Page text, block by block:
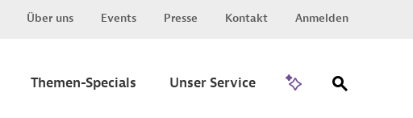
Über uns Events Presse Kontakt Anmelden
Themen-Specials Unser Service